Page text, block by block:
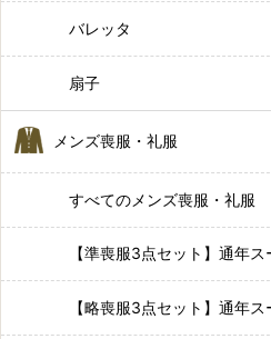
バレッタ
扇子
メンズ喪服・礼服
すべてのメンズ喪服・礼服
【準喪服3点セット】通年
【略喪服3点セット】通年